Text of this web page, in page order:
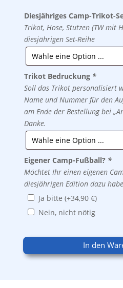
Diesjähriges Camp-Trikot-
Trikot, Hose, Stutzen (TW mit
diesjährigen Set-Reihe
Trikot Bedruckung *
Soll das Trikot personalisiert
Name und Nummer für den
am Ende der Bestellung bei
Danke.
Eigener Camp-Fußball? *
Möchtet Ihr einen eigenen
diesjährigen Edition dazu
Ja bitte (+34,90 €)
Nein, nicht nötig
In den